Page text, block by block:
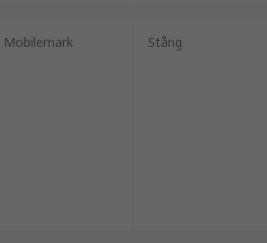
Mobilemark Stång